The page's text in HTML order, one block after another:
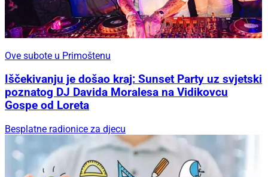
Ove subote u Primoštenu
Iščekivanju je došao kraj: Sunset Party uz svjetski
poznatog DJ Davida Moralesa na Vidikovcu
Gospe od Loreta
Besplatne radionice za djecu